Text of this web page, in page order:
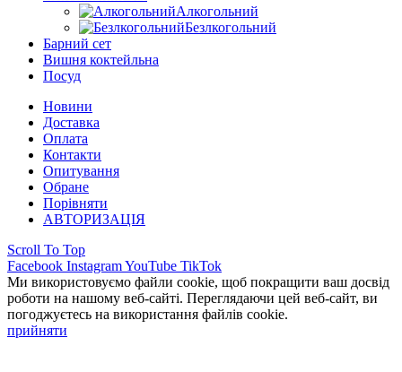
Алкогольний
Безлкогольний
Барний сет
Вишня коктейльна
Посуд
Новини
Доставка
Оплата
Контакти
Опитування
Обране
Порівняти
АВТОРИЗАЦІЯ
Scroll To Top
Facebook InstagramYouTube TikTok
Ми використовуємо файли cookie, щоб покращити ваш досвід
роботи на нашому веб-сайті. Переглядаючи цей веб-сайт, ви
погоджуєтесь на використання файлів cookie.
прийняти